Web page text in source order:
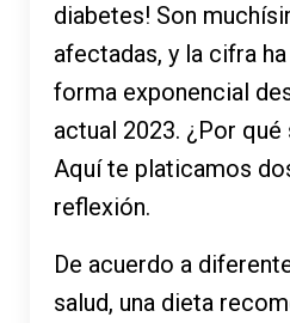
diabetes! Son
afectadas, y la cifra
forma exponencial
actual 2023. ¿Por
Aquí te platicamos
reflexión.
De acuerdo a
salud, una dieta